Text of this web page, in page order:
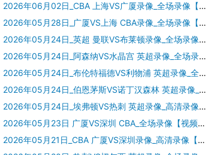
2026年06月02日_CBA 上海VS广厦录像_全场录像【全场回放】
2026年05月28日_广厦VS上海 CBA录像_全场录像【视频集锦】
2026年05月24日_英超 曼联VS布莱顿录像_全场录像【高清回放】
2026年05月24日_阿森纳VS水晶宫 英超录像_全场录像【高清回放】
2026年05月24日_布伦特福德VS利物浦 英超录像_全场录像【高清回放】
2026年05月24日_伯恩茅斯VS诺丁汉森林 英超录像_全场录像【全场回放】
2026年05月24日_埃弗顿VS热刺 英超录像_高清录像【全场回放】
2026年05月23日 广厦VS深圳 CBA_全场录像【视频集锦】
2026年05月21日_CBA 广厦VS深圳录像_高清录像【全场回放】